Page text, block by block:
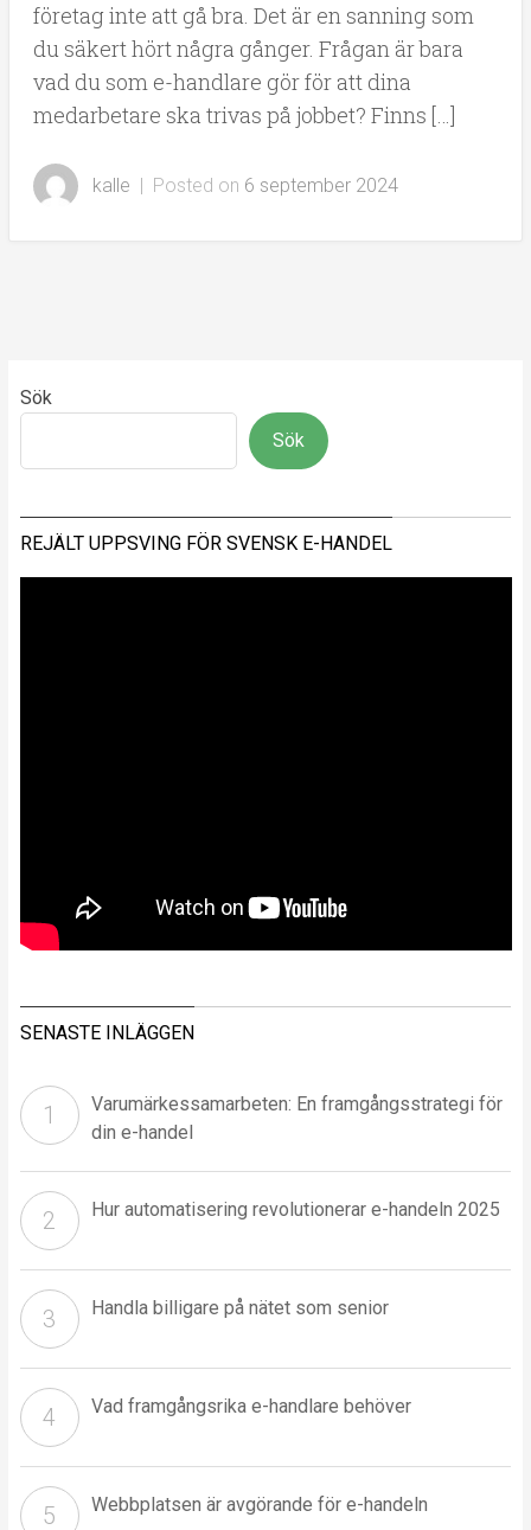
företag inte att gå bra. Det är en sanning som
du säkert hört några gånger. Frågan är bara
vad du som e-handlare gör för att dina
medarbetare ska trivas på jobbet? Finns […]
kalle Posted on 6 september 2024
Sök
Sök
REJÄLT UPPSVING FÖR SVENSK E-HANDEL
SENASTE INLÄGGEN
Varumärkessamarbeten: En framgångsstrategi för
din e-handel
Hur automatisering revolutionerar e-handeln 2025
Handla billigare på nätet som senior
Vad framgångsrika e-handlare behöver
Webbplatsen är avgörande för e-handeln